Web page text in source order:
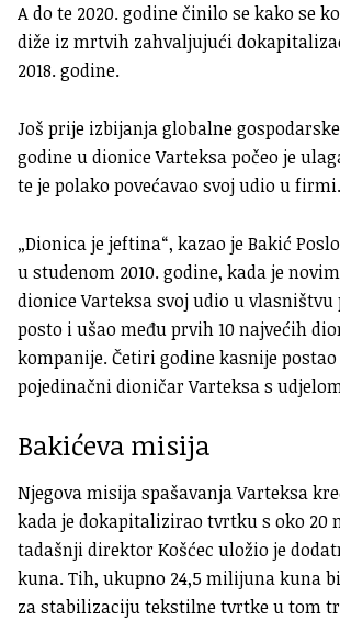
A do te 2020. godine činilo se kako se
diže iz mrtvih zahvaljujući
2018. godine.
Još prije izbijanja globalne
godine u dionice Varteksa počeo je
te je polako povećavao svoj udio u firmi.
„Dionica je jeftina“, kazao je Bakić
u studenom 2010. godine, kada je
dionice Varteksa svoj udio u vlasništvu
posto i ušao među prvih 10 najvećih
kompanije. Četiri godine kasnije
pojedinačni dioničar Varteksa s
Bakićeva misija
Njegova misija spašavanja Varteksa
kada je dokapitalizirao tvrtku s oko 20
tadašnji direktor Košćec uložio je
kuna. Tih, ukupno 24,5 milijuna kuna
za stabilizaciju tekstilne tvrtke u tom